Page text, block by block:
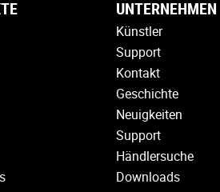
UNTERNEHMEN
Künstler
Support
Kontakt
Geschichte
Neuigkeiten
Support
Händlersuche
Downloads